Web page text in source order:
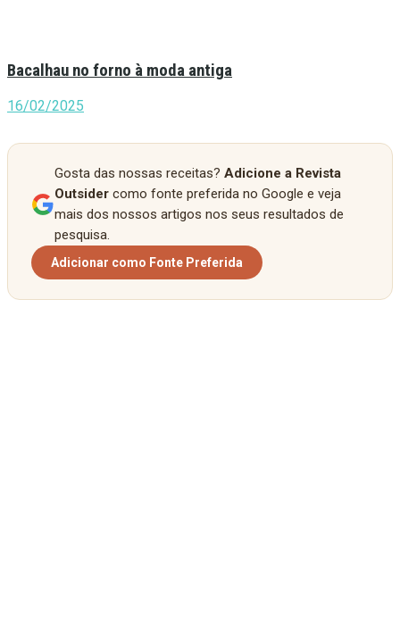
Bacalhau no forno à moda antiga
16/02/2025
Gosta das nossas receitas? Adicione a Revista
Outsider como fonte preferida no Google e veja
mais dos nossos artigos nos seus resultados de
pesquisa.
Adicionar como Fonte Preferida